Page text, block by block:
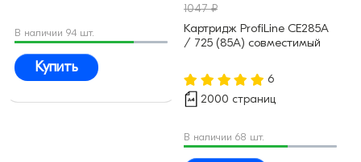
В наличии 94 шт.
Купить
1047 ₽
Картридж ProfiLine CE285A
/ 725 (85A) совместимый
6
2000 страниц
В наличии 68 шт.